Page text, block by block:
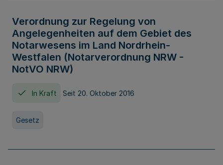
Verordnung zur Regelung von
Angelegenheiten auf dem Gebiet des
Notarwesens im Land Nordrhein-
Westfalen (Notarverordnung NRW -
NotVO NRW)
In Kraft Seit 20. Oktober 2016
Gesetz